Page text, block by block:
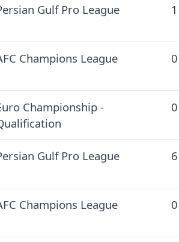
Gulf Pro League 1
Champions League 0
Championship -
0
Gulf Pro League 6
Champions League 0